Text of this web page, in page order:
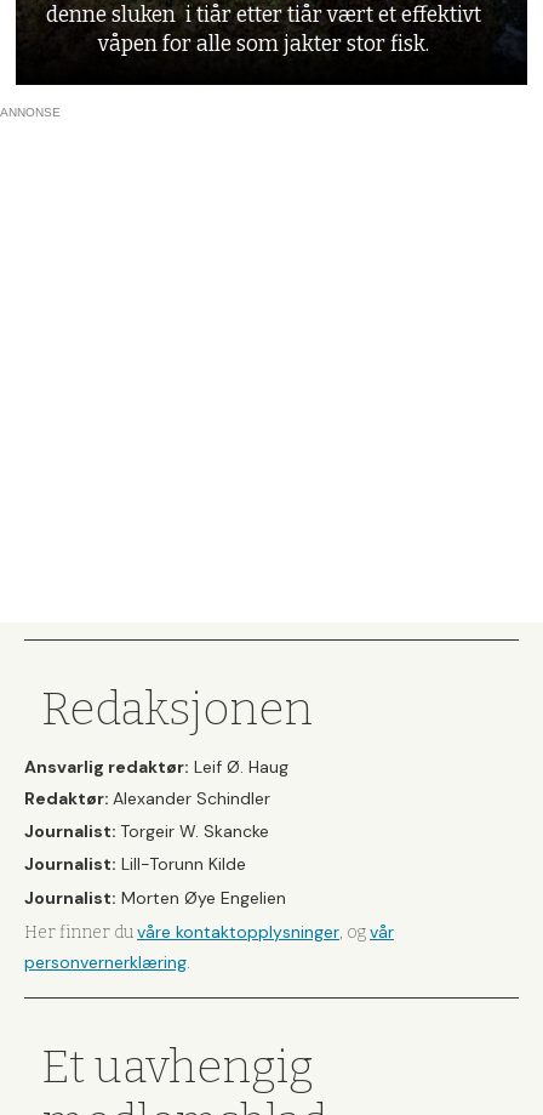
denne sluken i tiår etter tiår vært et effektivt
våpen for alle som jakter stor fisk.
ANNONSE
Redaksjonen
Ansvarlig redaktør: Leif Ø. Haug
Redaktør: Alexander Schindler
Journalist: Torgeir W. Skancke
Journalist: Lill-Torunn Kilde
Journalist: Morten Øye Engelien
Her finner duvåre kontaktopplysninger, ogvår
personvernerklæring.
Et uavhengig